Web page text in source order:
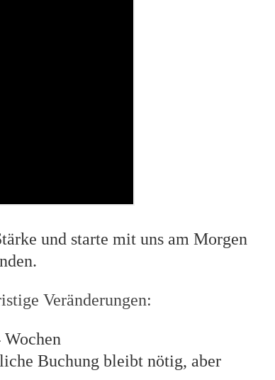
und starte mit uns am Morgen
Veränderungen:
Wochen
Buchung bleibt nötig, aber